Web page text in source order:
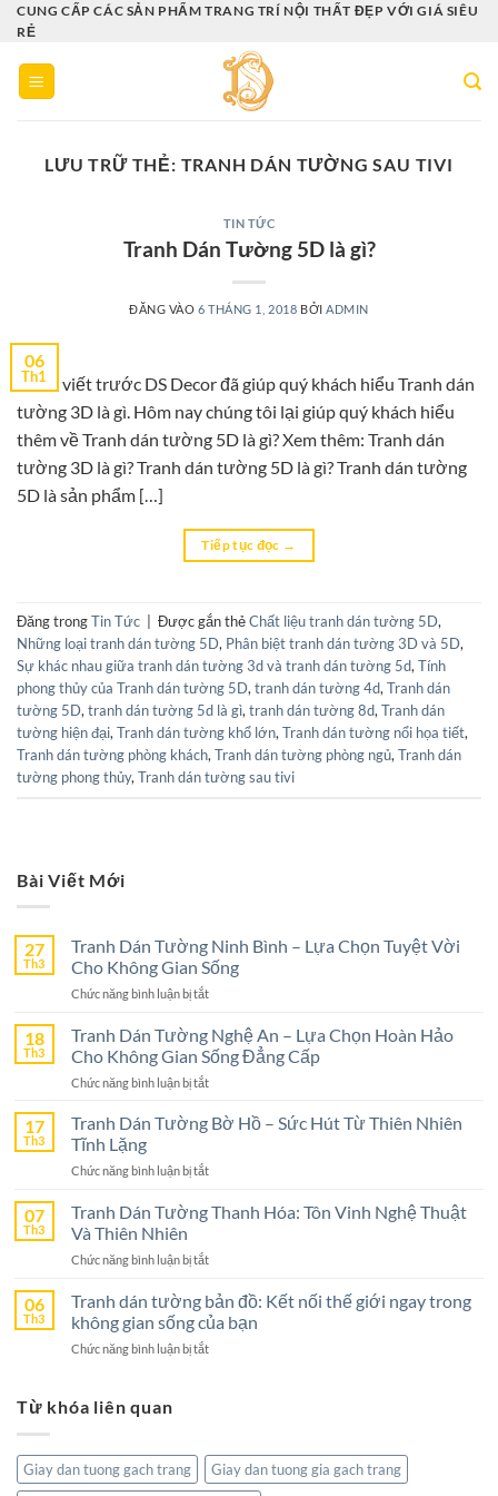
Bỏ
qua
nội
dung
CUNG CẤP CÁC SẢN PHẨM TRANG TRÍ NỘI THẤT ĐẸP VỚI GIÁ SIÊU
RẺ
LƯU TRỮ THẺ: TRANH DÁN TƯỜNG SAU TIVI
TIN TỨC
Tranh Dán Tường 5D là gì?
ĐĂNG VÀO 6 THÁNG 1, 2018 BỞI ADMIN
06
Th1
Ở bài viết trước DS Decor đã giúp quý khách hiểu Tranh dán
tường 3D là gì. Hôm nay chúng tôi lại giúp quý khách hiểu
thêm về Tranh dán tường 5D là gì? Xem thêm: Tranh dán
tường 3D là gì? Tranh dán tường 5D là gì? Tranh dán tường
5D là sản phẩm […]
Tiếp tục đọc →
Đăng trongTin Tức Được gắn thẻChất liệu tranh dán tường 5D,
Những loại tranh dán tường 5D, Phân biệt tranh dán tường 3D và 5D,
Sự khác nhau giữa tranh dán tường 3d và tranh dán tường 5d, Tính
phong thủy của Tranh dán tường 5D, tranh dán tường 4d, Tranh dán
tường 5D, tranh dán tường 5d là gì, tranh dán tường 8d, Tranh dán
tường hiện đại, Tranh dán tường khổ lớn, Tranh dán tường nổi họa tiết,
Tranh dán tường phòng khách, Tranh dán tường phòng ngủ, Tranh dán
tường phong thủy, Tranh dán tường sau tivi
Bài Viết Mới
27
Th3
Tranh Dán Tường Ninh Bình – Lựa Chọn Tuyệt Vời
Cho Không Gian Sống
Chức năng bình luận bị tắtở
Dán
Tường
Ninh
Bình
Lựa
Không
Sống
18
Th3
Tranh Dán Tường Nghệ An – Lựa Chọn Hoàn Hảo
Cho Không Gian Sống Đẳng Cấp
Chức năng bình luận bị tắtở
Dán
An
Lựa
Không
Gian
Sống
17
Th3
Tranh Dán Tường Bờ Hồ – Sức Hút Từ Thiên Nhiên
Tĩnh Lặng
Chức năng bình luận bị tắtở
Dán
Hồ
Sức
Hút
07
Th3
Tranh Dán Tường Thanh Hóa: Tôn Vinh Nghệ Thuật
Và Thiên Nhiên
Chức năng bình luận bị tắtở
Dán
Tường
Thanh
Hóa:
Thiên
Nhiên
06
Th3
Tranh dán tường bản đồ: Kết nối thế giới ngay trong
không gian sống của bạn
Chức năng bình luận bị tắtở
Kết
nối
Từ khóa liên quan
Giay dan tuong gach trang
Giay dan tuong gia gach trang